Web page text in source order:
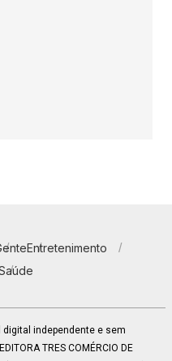
Entretenimento
digital independente e sem
TRES COMÉRCIO DE